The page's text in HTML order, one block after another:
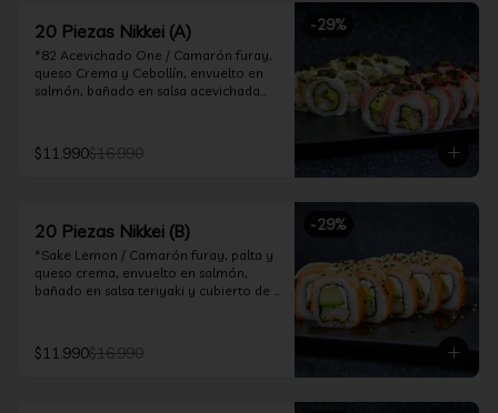
acevichado
-29%
20 Piezas Nikkei (A)
*82 Acevichado One / Camarón furay,
queso Crema y Cebollín, envuelto en
salmón, bañado en salsa acevichada
y cebollin, frito en panko cubierto de
ceviche hot.
$11.990$16.990
-29%
20 Piezas Nikkei (B)
*Sake Lemon / Camarón furay, palta y
queso crema, envuelto en salmón,
bañado en salsa teriyaki y cubierto de
*Shrimp Fire Rolls /Palta y camarón
furay, envuelto en queso crema
$11.990$16.990